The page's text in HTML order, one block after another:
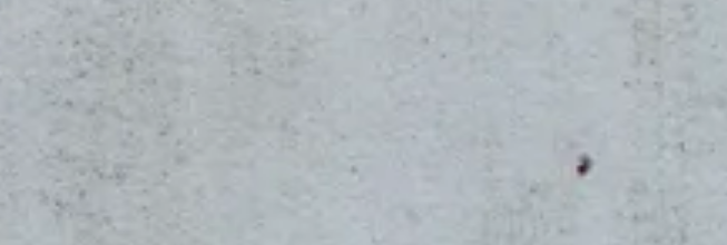
Κάλεσέ μας στο 2107232862 24/7.
Κατέβασε την εφαρμογή της Blink στο κινητό σου και απόλαυσε την εμπειρία της